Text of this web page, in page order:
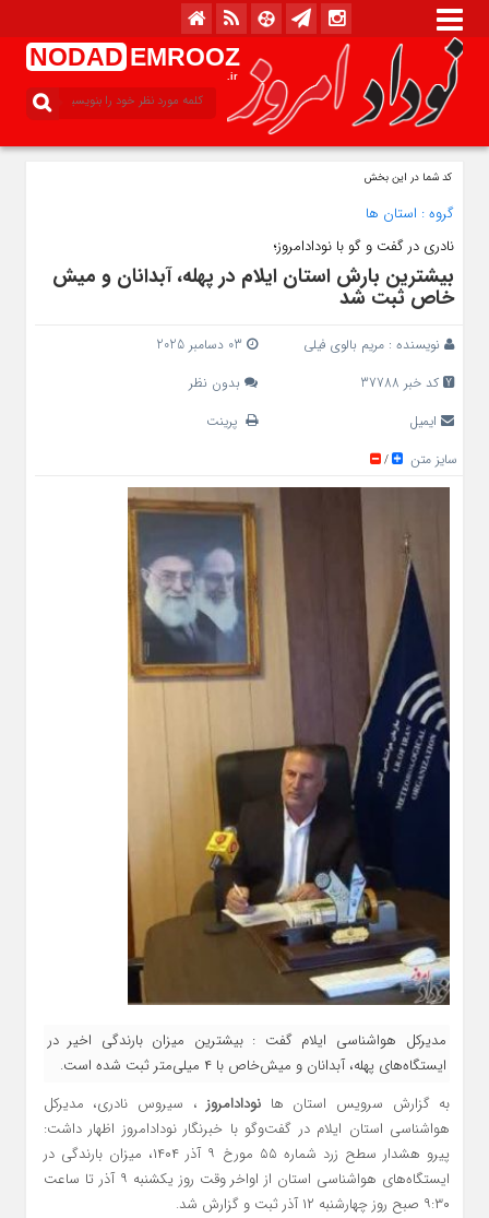
NODAD EMROOZ
.ir
کد شما در این بخش
گروه : استان ها
نادری در گفت و گو با نودادامروز؛
بیشترین بارش استان ایلام در پهله، آبدانان و میش‌
خاص ثبت شد
نویسنده : مریم بالوی فیلی
کد خبر 37788
بدون نظر
ایمیل
پرینت
سایز متن
/
مدیرکل هواشناسی ایلام گفت : بیشترین میزان بارندگی اخیر در
ایستگاه‌های پهله، آبدانان و میش‌خاص با ۴ میلی‌متر ثبت شده است.
به گزارش سرویس استان ها نودادامروز، سیروس نادری، مدیرکل
هواشناسی استان ایلام در گفت‌وگو با خبرنگار نودادامروز اظهار داشت:
پیرو هشدار سطح زرد شماره ۵۵ مورخ ۹ آذر ۱۴۰۴، میزان بارندگی در
ایستگاه‌های هواشناسی استان از اواخر وقت روز یکشنبه ۹ آذر تا ساعت
۹:۳۰ صبح روز چهارشنبه ۱۲ آذر ثبت و گزارش شد.